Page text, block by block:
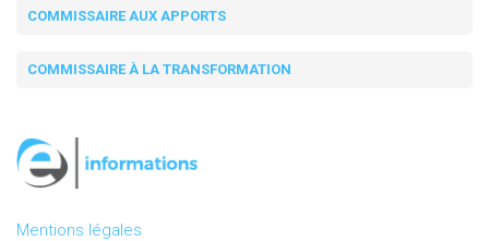
COMMISSAIRE AUX APPORTS
COMMISSAIRE À LA TRANSFORMATION
Mentions légales